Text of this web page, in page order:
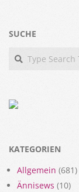
SUCHE
Search
KATEGORIEN
Allgemein (681)
Ännisews (10)